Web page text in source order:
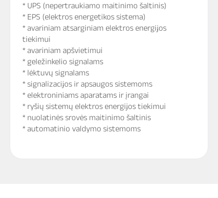
* UPS (nepertraukiamo maitinimo šaltinis)
* EPS (elektros energetikos sistema)
* avariniam atsarginiam elektros energijos
tiekimui
* avariniam apšvietimui
* geležinkelio signalams
* lėktuvų signalams
* signalizacijos ir apsaugos sistemoms
* elektroniniams aparatams ir įrangai
* ryšių sistemų elektros energijos tiekimui
* nuolatinės srovės maitinimo šaltinis
* automatinio valdymo sistemoms